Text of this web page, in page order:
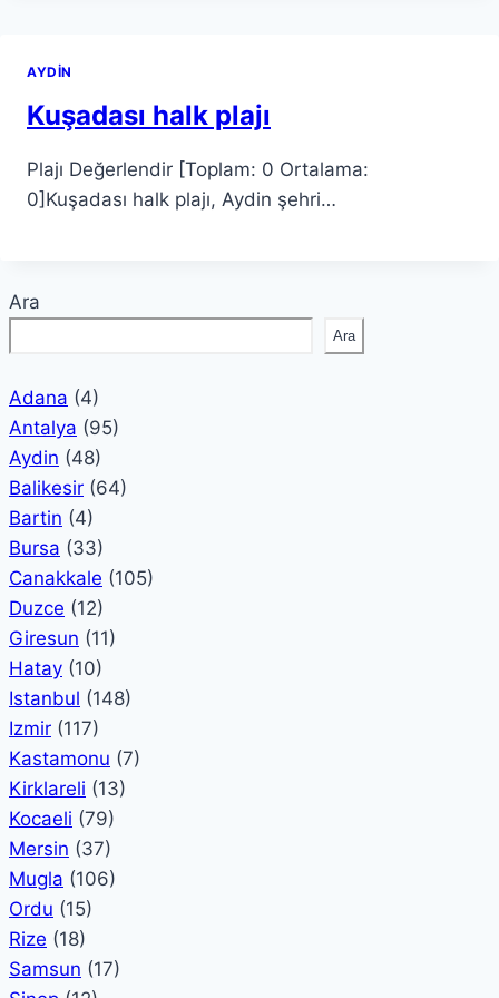
AYDIN
Kuşadası halk plajı
Plajı Değerlendir [Toplam: 0 Ortalama:
0]Kuşadası halk plajı, Aydin şehri…
Ara
Ara
Adana (4)
Antalya (95)
Aydin (48)
Balikesir (64)
Bartin (4)
Bursa (33)
Canakkale (105)
Duzce (12)
Giresun (11)
Hatay (10)
Istanbul (148)
Izmir (117)
Kastamonu (7)
Kirklareli (13)
Kocaeli (79)
Mersin (37)
Mugla (106)
Ordu (15)
Rize (18)
Samsun (17)